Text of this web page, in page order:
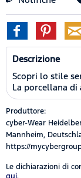
Descrizione
Scopri lo stile
La porcellana
Produttore:
cyber-Wear
Mannheim,
https://
Le dichiarazioni di
qui.